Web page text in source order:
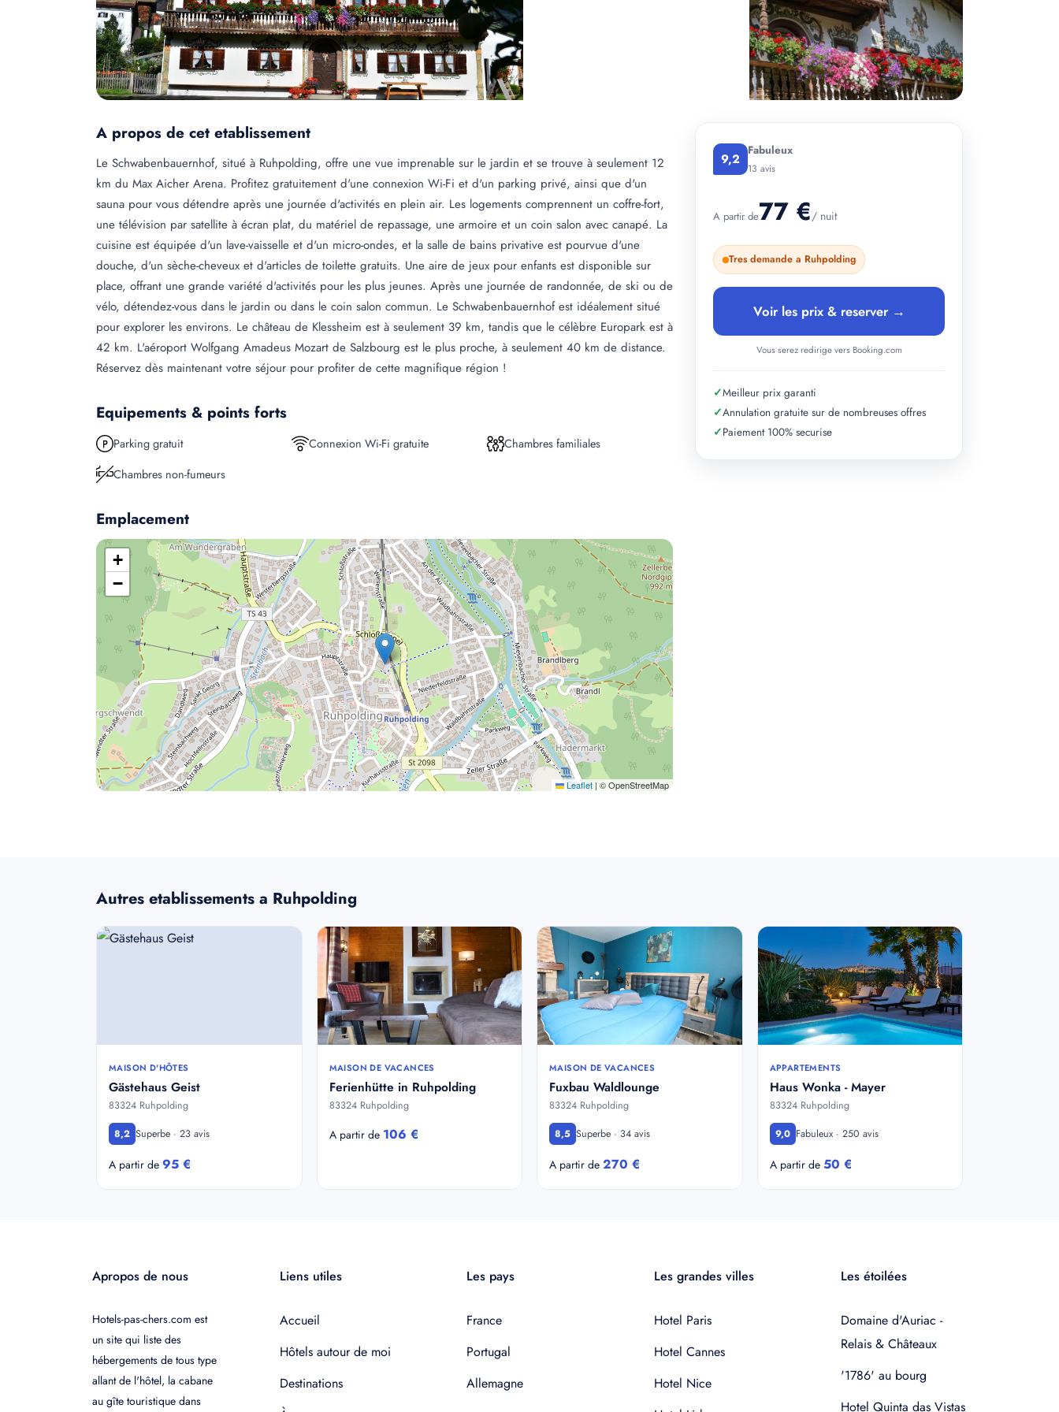
A propos de cet etablissement
Le Schwabenbauernhof, situé à Ruhpolding, offre une vue imprenable sur le jardin et se trouve à seulement 12
km du Max Aicher Arena. Profitez gratuitement d'une connexion Wi-Fi et d'un parking privé, ainsi que d'un
sauna pour vous détendre après une journée d'activités en plein air. Les logements comprennent un coffre-fort,
une télévision par satellite à écran plat, du matériel de repassage, une armoire et un coin salon avec canapé. La
cuisine est équipée d'un lave-vaisselle et d'un micro-ondes, et la salle de bains privative est pourvue d'une
douche, d'un sèche-cheveux et d'articles de toilette gratuits. Une aire de jeux pour enfants est disponible sur
place, offrant une grande variété d'activités pour les plus jeunes. Après une journée de randonnée, de ski ou de
vélo, détendez-vous dans le jardin ou dans le coin salon commun. Le Schwabenbauernhof est idéalement situé
pour explorer les environs. Le château de Klessheim est à seulement 39 km, tandis que le célèbre Europark est à
42 km. L'aéroport Wolfgang Amadeus Mozart de Salzbourg est le plus proche, à seulement 40 km de distance.
Réservez dès maintenant votre séjour pour profiter de cette magnifique région !
Equipements & points forts
Parking gratuit Connexion Wi-Fi gratuite
Chambres familiales
Chambres non-fumeurs
Emplacement
+
−
Leaflet | © OpenStreetMap
9,2 Fabuleux
13 avis
A partir de77 €/ nuit
Tres demande a Ruhpolding
Voir les prix & reserver →
Vous serez redirige vers Booking.com
✓Meilleur prix garanti
✓Annulation gratuite sur de nombreuses offres
✓Paiement 100% securise
Autres etablissements a Ruhpolding
MAISON D'HÔTES
Gästehaus Geist
83324 Ruhpolding
8,2 Superbe · 23 avis
A partir de 95 €
MAISON DE VACANCES
Ferienhütte in Ruhpolding
83324 Ruhpolding
A partir de 106 €
MAISON DE VACANCES
Fuxbau Waldlounge
83324 Ruhpolding
8,5 Superbe · 34 avis
A partir de 270 €
APPARTEMENTS
Haus Wonka - Mayer
83324 Ruhpolding
9,0 Fabuleux · 250 avis
A partir de 50 €
Apropos de nous
Hotels-pas-chers.com est
un site qui liste des
hébergements de tous type
allant de l'hôtel, la cabane
au gîte touristique dans
Liens utiles
Accueil
Hôtels autour de moi
Destinations
Les pays
France
Portugal
Allemagne
Les grandes villes
Hotel Paris
Hotel Cannes
Hotel Nice
Les étoilées
Domaine d'Auriac -
Relais & Châteaux
'1786' au bourg
Hotel Quinta das Vistas